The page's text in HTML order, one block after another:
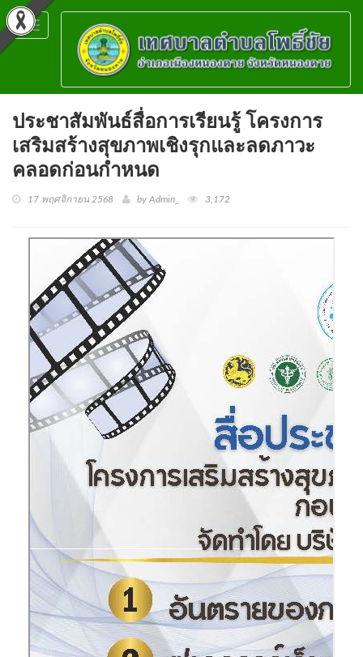
Toggle
navigation
ประชาสัมพันธ์สื่อการเรียนรู้ โครงการ
เสริมสร้างสุขภาพเชิงรุกและลดภาวะ
คลอดก่อนกำหนด
17 พฤศจิกายน 2568 by Admin_ 3,172